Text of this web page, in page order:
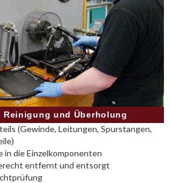
Reinigung und Überholung
(Gewinde, Leitungen, Spurstangen,
die Einzelkomponenten
entfernt und entsorgt